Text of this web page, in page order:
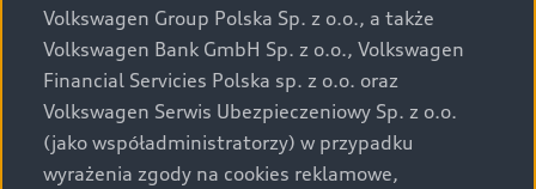
przewidzianej na rynek polski. Zamieszczone zdjęcia
mogą przedstawiać wyposażenie opcjonalne, dostępne
za dopłatą. Wiążące ustalenie ceny, wyposażenia i
specyfikacji pojazdu następują w umowie sprzedaży, a
określenie parametrów technicznych zawiera
świadectwo homologacji typu pojazdu. Zastrzegamy
sobie prawo do zmian i pomyłek. Wszelkie informacje
Volkswagen Group Polska Sp. z o.o., a także
Volkswagen Bank GmbH Sp. z o.o., Volkswagen
Financial Servicies Polska sp. z o.o. oraz
Volkswagen Serwis Ubezpieczeniowy Sp. z o.o.
(jako współadministratorzy) w przypadku
wyrażenia zgody na cookies reklamowe,